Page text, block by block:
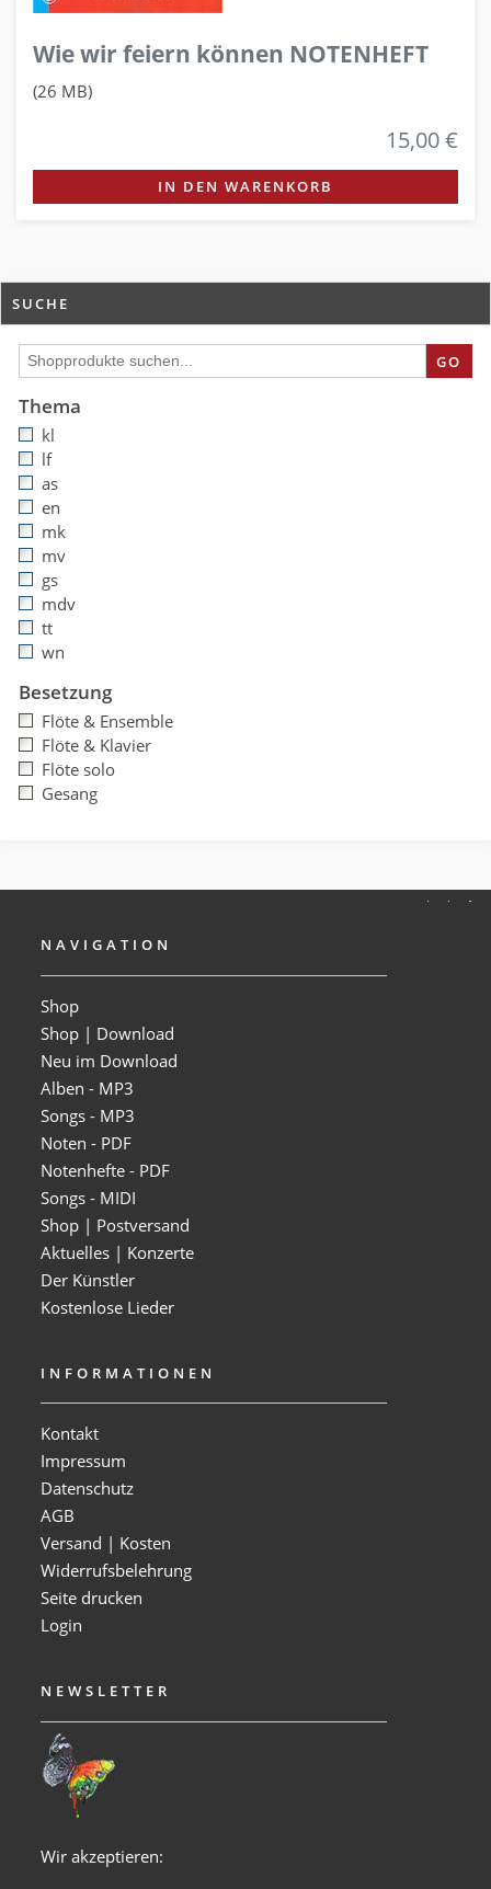
Wie wir feiern können NOTENHEFT
(26 MB)
15,00 €
IN DEN WARENKORB
SUCHE
GO
Thema
kl
lf
as
en
mk
mv
gs
mdv
tt
wn
Besetzung
Flöte & Ensemble
Flöte & Klavier
Flöte solo
Gesang
NAVIGATION
Shop
Shop | Download
Neu im Download
Alben - MP3
Songs - MP3
Noten - PDF
Notenhefte - PDF
Songs - MIDI
Shop | Postversand
Aktuelles | Konzerte
Der Künstler
Kostenlose Lieder
INFORMATIONEN
Kontakt
Impressum
Datenschutz
AGB
Versand | Kosten
Widerrufsbelehrung
Seite drucken
Login
NEWSLETTER
Wir akzeptieren: